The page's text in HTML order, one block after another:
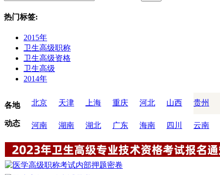
热门标签:
2015年
卫生高级职称
卫生高级资格
卫生高级
2014年
各地
动态
北京 天津 上海 重庆 河北 山西 贵州
河南 湖南 湖北 广东 海南 四川 云南